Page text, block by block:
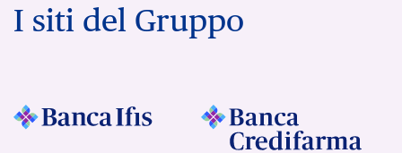
I siti del Gruppo